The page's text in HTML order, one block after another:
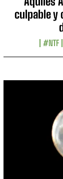
culpable y
#NTF